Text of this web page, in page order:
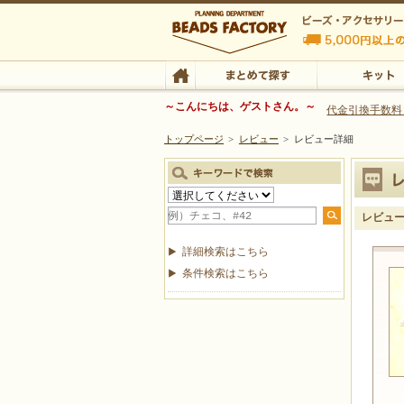
ビーズファクトリー ビーズ・パーツ・金具など
ビーズ・アクセサリ
ビーズ・アクセサリーの専門店 ビーズファクト
TOP まとめて探す
～こんにちは、ゲストさん。～ 代金引換手数
トップページ > レビュー > レビュー詳細
レビュ
詳細検索はこちら
条件検索はこちら